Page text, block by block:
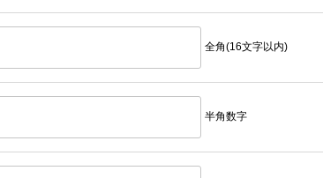
全角(16文字以内)
半角数字